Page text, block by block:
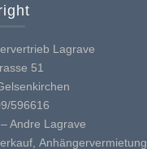
Lagrave
51
596616
Andre Lagrave
Anhängervermietung.